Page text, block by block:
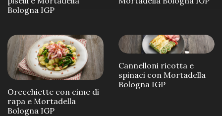
Bologna IGP
Orecchiette con cime di
rapa e Mortadella
Bologna IGP
Cannelloni ricotta e
spinaci con Mortadella
Bologna IGP